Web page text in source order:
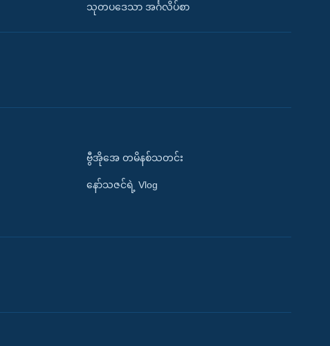
သုတပဒေသာ အင်္ဂလိပ်စာ
ဗွီအိုအေ တမိနစ်သတင်း
နော်သဇင်ရဲ့ Vlog